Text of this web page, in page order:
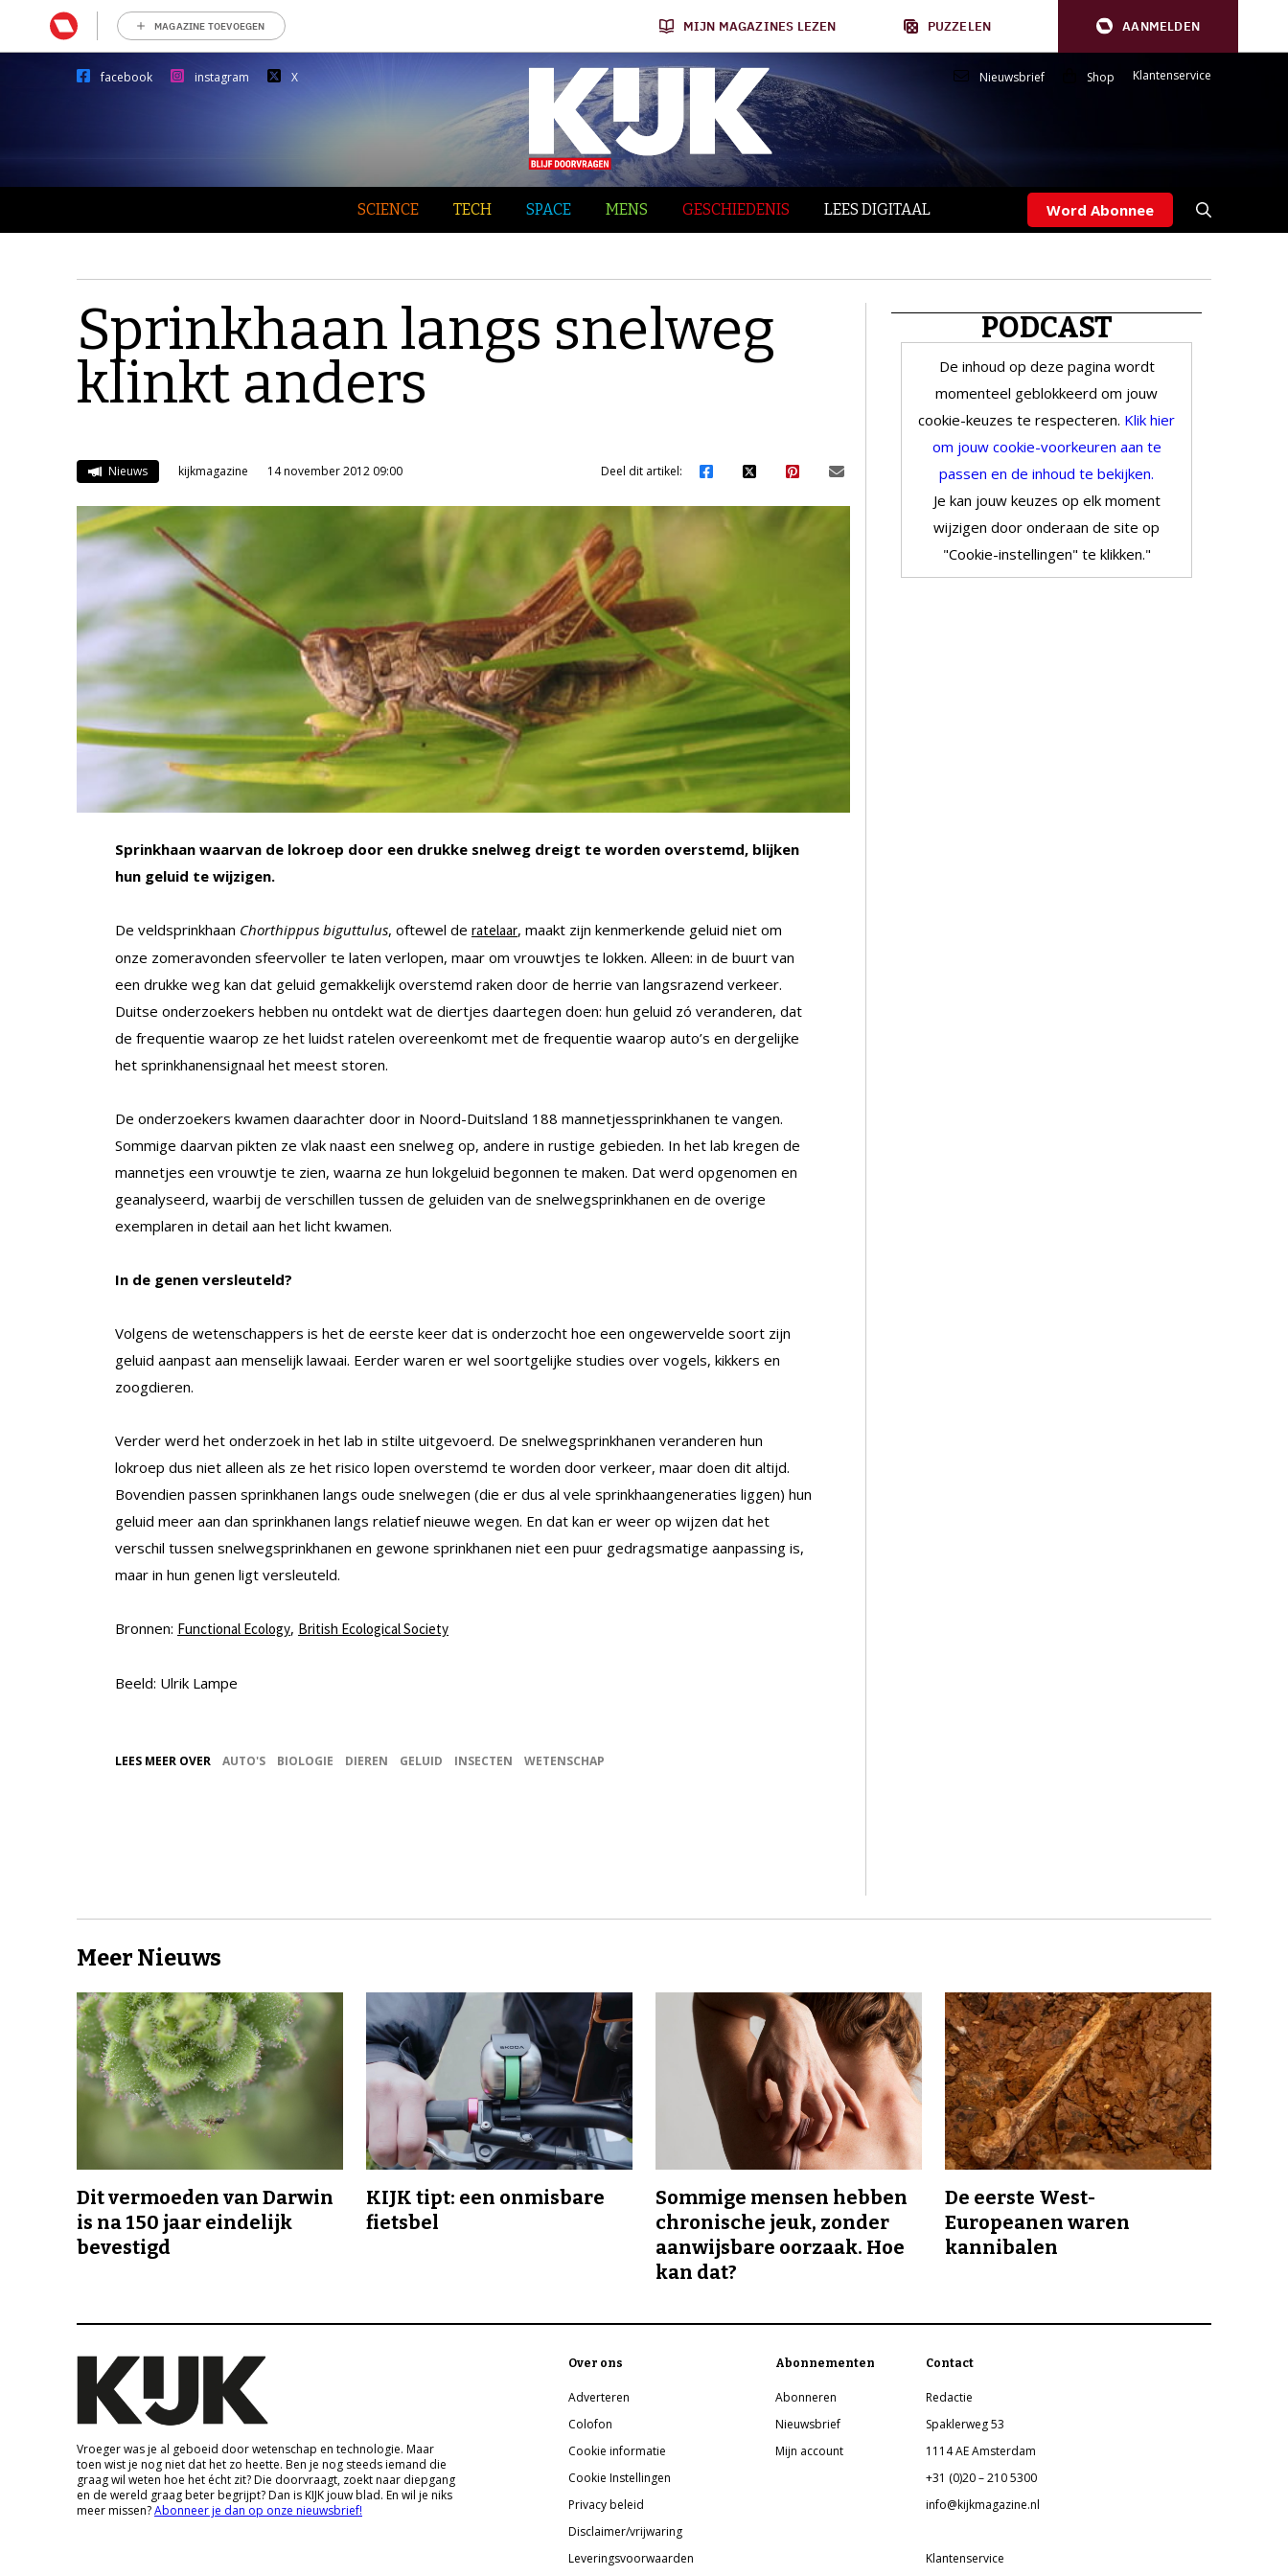
MAGAZINE TOEVOEGEN MIJN MAGAZINES LEZEN PUZZELEN AANMELDEN
facebook instagram X Nieuwsbrief Shop Klantenservice
SCIENCE TECH SPACE MENS GESCHIEDENIS LEES DIGITAAL Word Abonnee
Sprinkhaan langs snelweg
klinkt anders
Nieuws kijkmagazine 14 november 2012 09:00 Deel dit artikel:
Sprinkhaan waarvan de lokroep door een drukke snelweg dreigt te worden overstemd, blijken
hun geluid te wijzigen.
De veldsprinkhaan Chorthippus biguttulus, oftewel de ratelaar, maakt zijn kenmerkende geluid niet om
onze zomeravonden sfeervoller te laten verlopen, maar om vrouwtjes te lokken. Alleen: in de buurt van
een drukke weg kan dat geluid gemakkelijk overstemd raken door de herrie van langsrazend verkeer.
Duitse onderzoekers hebben nu ontdekt wat de diertjes daartegen doen: hun geluid zó veranderen, dat
de frequentie waarop ze het luidst ratelen overeenkomt met de frequentie waarop auto’s en dergelijke
het sprinkhanensignaal het meest storen.
De onderzoekers kwamen daarachter door in Noord-Duitsland 188 mannetjessprinkhanen te vangen.
Sommige daarvan pikten ze vlak naast een snelweg op, andere in rustige gebieden. In het lab kregen de
mannetjes een vrouwtje te zien, waarna ze hun lokgeluid begonnen te maken. Dat werd opgenomen en
geanalyseerd, waarbij de verschillen tussen de geluiden van de snelwegsprinkhanen en de overige
exemplaren in detail aan het licht kwamen.
In de genen versleuteld?
Volgens de wetenschappers is het de eerste keer dat is onderzocht hoe een ongewervelde soort zijn
geluid aanpast aan menselijk lawaai. Eerder waren er wel soortgelijke studies over vogels, kikkers en
zoogdieren.
Verder werd het onderzoek in het lab in stilte uitgevoerd. De snelwegsprinkhanen veranderen hun
lokroep dus niet alleen als ze het risico lopen overstemd te worden door verkeer, maar doen dit altijd.
Bovendien passen sprinkhanen langs oude snelwegen (die er dus al vele sprinkhaangeneraties liggen) hun
geluid meer aan dan sprinkhanen langs relatief nieuwe wegen. En dat kan er weer op wijzen dat het
verschil tussen snelwegsprinkhanen en gewone sprinkhanen niet een puur gedragsmatige aanpassing is,
maar in hun genen ligt versleuteld.
Bronnen: Functional Ecology, British Ecological Society
Beeld: Ulrik Lampe
LEES MEER OVER AUTO'S BIOLOGIE DIEREN GELUID INSECTEN WETENSCHAP
PODCAST
De inhoud op deze pagina wordt
momenteel geblokkeerd om jouw
cookie-keuzes te respecteren. Klik hier
om jouw cookie-voorkeuren aan te
passen en de inhoud te bekijken.
Je kan jouw keuzes op elk moment
wijzigen door onderaan de site op
"Cookie-instellingen" te klikken."
Meer Nieuws
Dit vermoeden van Darwin
is na 150 jaar eindelijk
bevestigd
KIJK tipt: een onmisbare
fietsbel
Sommige mensen hebben
chronische jeuk, zonder
aanwijsbare oorzaak. Hoe
kan dat?
De eerste West-
Europeanen waren
kannibalen
Vroeger was je al geboeid door wetenschap en technologie. Maar
toen wist je nog niet dat het zo heette. Ben je nog steeds iemand die
graag wil weten hoe het écht zit? Die doorvraagt, zoekt naar diepgang
en de wereld graag beter begrijpt? Dan is KIJK jouw blad. En wil je niks
meer missen?Abonneer je dan op onze nieuwsbrief!
Over ons
Adverteren
Colofon
Cookie informatie
Cookie Instellingen
Privacy beleid
Disclaimer/vrijwaring
Leveringsvoorwaarden
Abonnementen
Abonneren
Nieuwsbrief
Mijn account
Contact
Redactie
Spaklerweg 53
1114 AE Amsterdam
+31 (0)20 – 210 5300
info@kijkmagazine.nl
Klantenservice